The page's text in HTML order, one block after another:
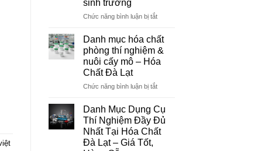
Thiết
Bị
Thí
Tín
Đà
Lạt
sinh trưởng
Chức năng bình luận bị tắtở
mục
chất
nông
tại
Lạt
–
Hóa
Chất
Danh mục hóa chất
phòng thí nghiệm &
nuôi cấy mô – Hóa
Chất Đà Lạt
Chức năng bình luận bị tắtở
mục
hóa
chất
phòng
Danh Mục Dụng Cụ
Thí Nghiệm Đầy Đủ
Nhất Tại Hóa Chất
Đà Lạt – Giá Tốt,